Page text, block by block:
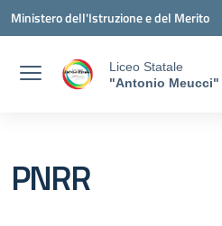
Vai ai contenuti
Vai al menu di navigazione
Vai al footer
Ministero dell'Istruzione e del Merito
Liceo Statale
"Antonio Meucci"
PNRR